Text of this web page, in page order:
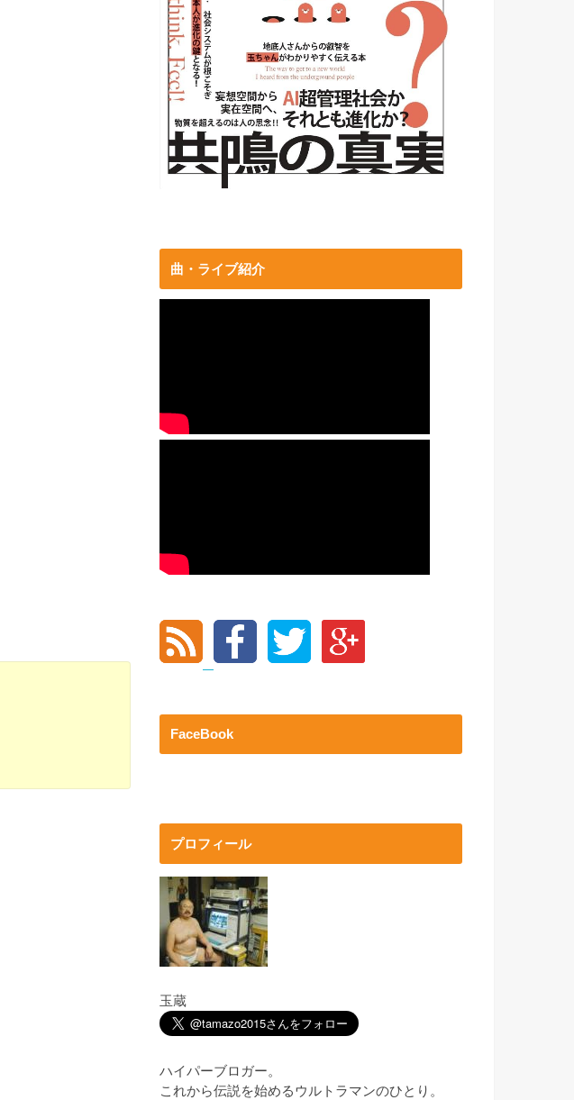
曲・ライブ紹介
FaceBook
プロフィール
玉蔵
ハイパーブロガー。
これから伝説を始めるウルトラマンのひとり。